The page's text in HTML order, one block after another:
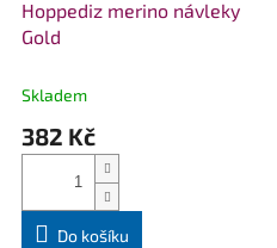
Hoppediz merino návleky
Gold
Skladem
382 Kč
Do košíku